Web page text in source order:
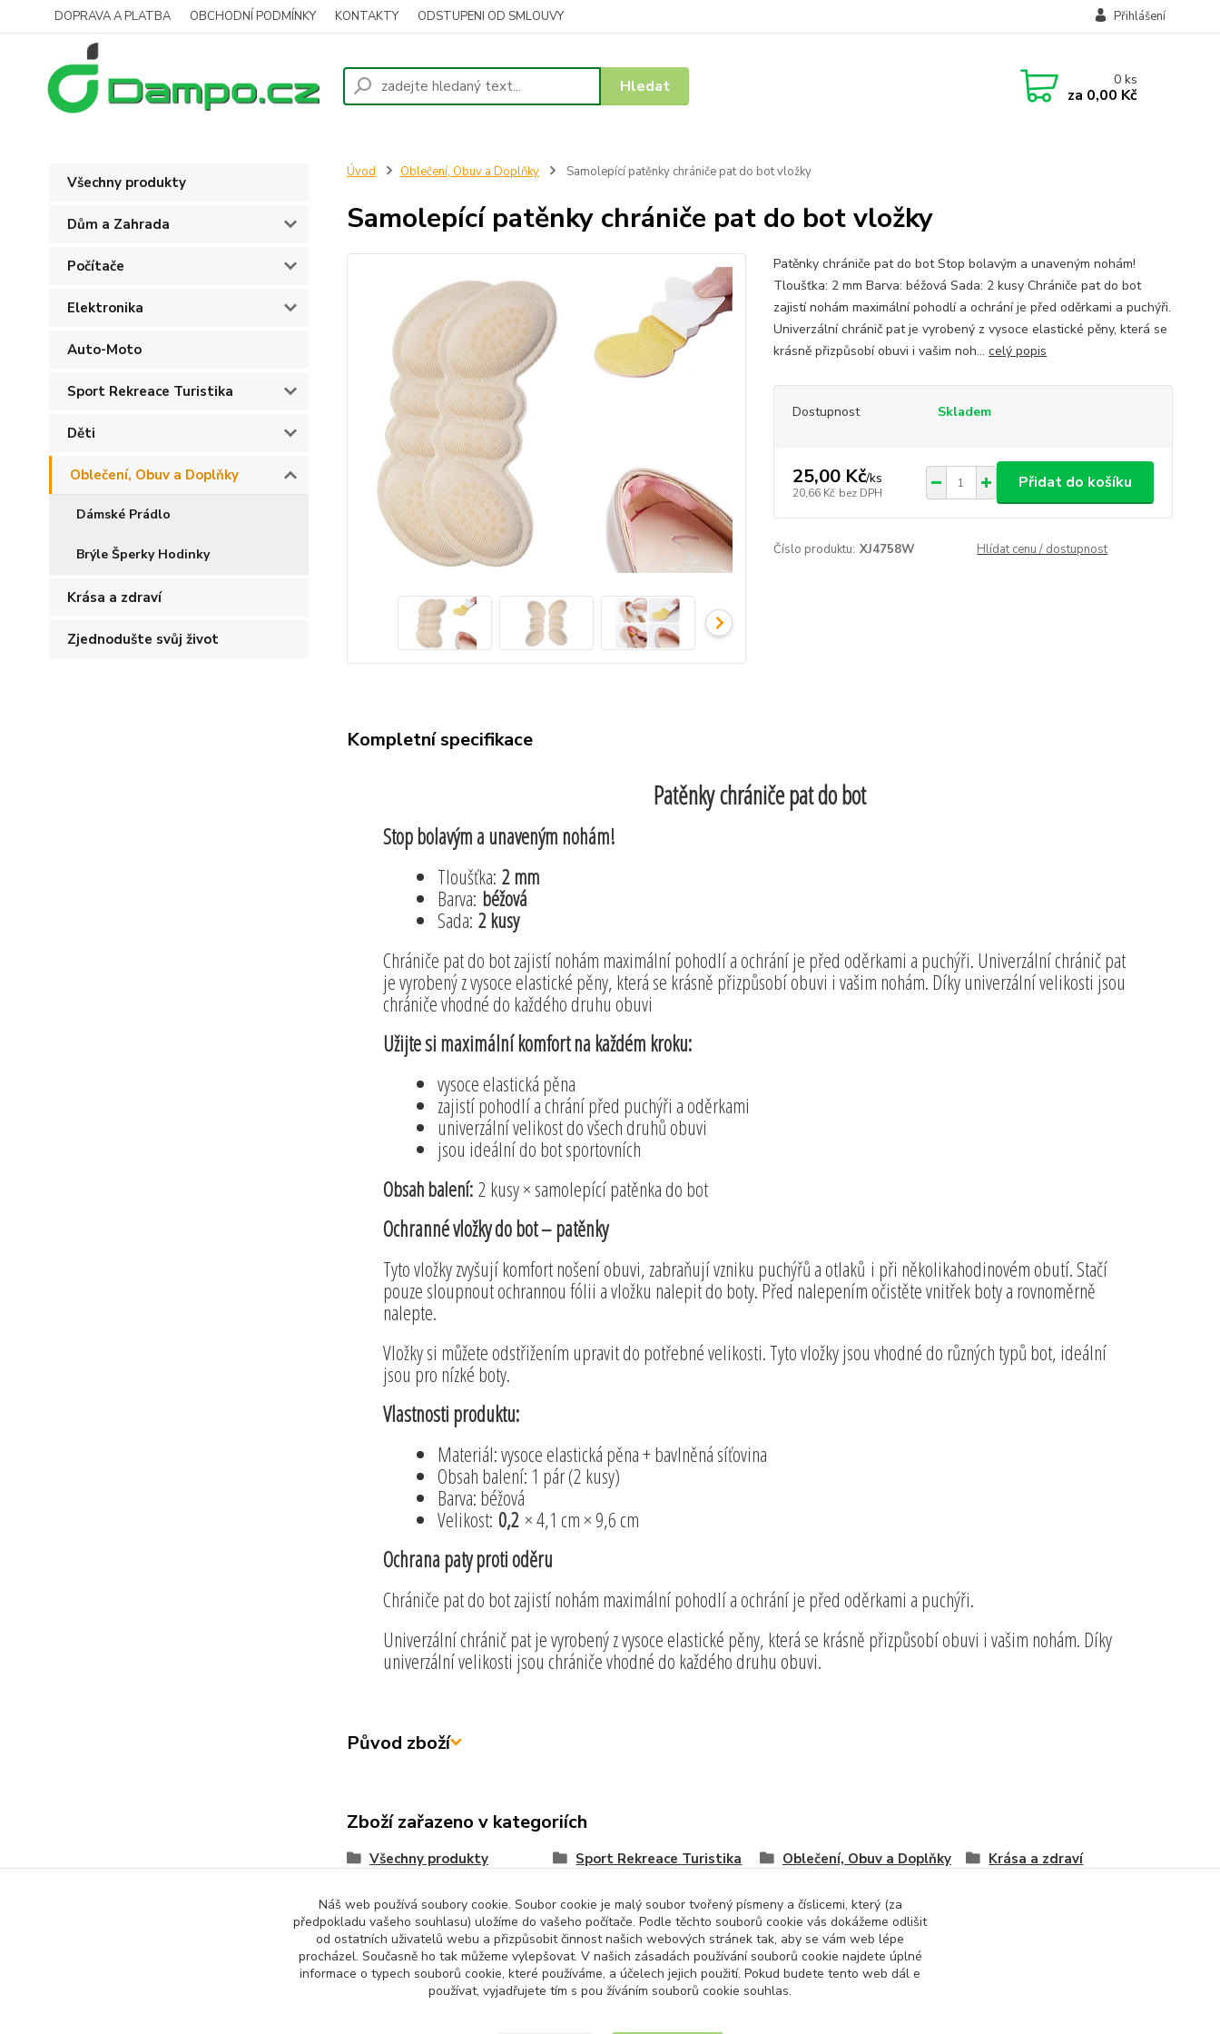
DOPRAVA A PLATBA OBCHODNÍ PODMÍNKY KONTAKTY ODSTUPENI OD SMLOUVY Přihlášení
Hledat 0ks
za 0,00 Kč
Všechny produkty
Dům a Zahrada
Počítače
Elektronika
Auto-Moto
Sport Rekreace Turistika
Děti
Oblečení, Obuv a Doplňky
Dámské Prádlo
Brýle Šperky Hodinky
Krása a zdraví
Zjednodušte svůj život
Úvod Oblečení, Obuv a Doplňky Samolepící patěnky chrániče pat do bot vložky
Samolepící patěnky chrániče pat do bot vložky
Patěnky chrániče pat do bot Stop bolavým a unaveným nohám!
Tloušťka: 2 mm Barva: béžová Sada: 2 kusy Chrániče pat do bot
zajistí nohám maximální pohodlí a ochrání je před oděrkami a puchýři.
Univerzální chránič pat je vyrobený z vysoce elastické pěny, která se
krásně přizpůsobí obuvi i vašim noh... celý popis
Dostupnost Skladem
25,00 Kč/ks
20,66 Kč bez DPH
Přidat do košíku
Číslo produktu: XJ4758W Hlídat cenu / dostupnost
Kompletní specifikace
Patěnky chrániče pat do bot
Stop bolavým a unaveným nohám!
Tloušťka: 2 mm
Barva: béžová
Sada: 2 kusy
Chrániče pat do bot zajistí nohám maximální pohodlí a ochrání je před oděrkami a puchýři. Univerzální chránič pat
je vyrobený z vysoce elastické pěny, která se krásně přizpůsobí obuvi i vašim nohám. Díky univerzální velikosti jsou
chrániče vhodné do každého druhu obuvi
Užijte si maximální komfort na každém kroku:
vysoce elastická pěna
zajistí pohodlí a chrání před puchýři a oděrkami
univerzální velikost do všech druhů obuvi
jsou ideální do bot sportovních
Obsah balení:2 kusy × samolepící patěnka do bot
Ochranné vložky do bot – patěnky
Tyto vložky zvyšují komfort nošení obuvi, zabraňují vzniku puchýřů a otlaků i při několikahodinovém obutí. Stačí
pouze sloupnout ochrannou fólii a vložku nalepit do boty. Před nalepením očistěte vnitřek boty a rovnoměrně
nalepte.
Vložky si můžete odstřižením upravit do potřebné velikosti. Tyto vložky jsou vhodné do různých typů bot, ideální
jsou pro nízké boty.
Vlastnosti produktu:
Materiál: vysoce elastická pěna + bavlněná síťovina
Obsah balení: 1 pár (2 kusy)
Barva: béžová
Velikost: 0,2× 4,1 cm × 9,6 cm
Ochrana paty proti oděru
Chrániče pat do bot zajistí nohám maximální pohodlí a ochrání je před oděrkami a puchýři.
Univerzální chránič pat je vyrobený z vysoce elastické pěny, která se krásně přizpůsobí obuvi i vašim nohám. Díky
univerzální velikosti jsou chrániče vhodné do každého druhu obuvi.
Původ zboží
Zboží zařazeno v kategoriích
Všechny produkty Sport Rekreace Turistika Oblečení, Obuv a Doplňky Krása a zdraví
Upravit sběr cookies.
Náš web používá soubory cookie. Soubor cookie je malý soubor tvořený písmeny a číslicemi, který (za
předpokladu vašeho souhlasu) uložíme do vašeho počítače. Podle těchto souborů cookie vás dokážeme odlišit
od ostatních uživatelů webu a přizpůsobit činnost našich webových stránek tak, aby se vám web lépe
procházel. Současně ho tak můžeme vylepšovat. V našich zásadách používání souborů cookie najdete úplné
informace o typech souborů cookie, které používáme, a účelech jejich použití. Pokud budete tento web dál e
používat, vyjadřujete tím s pou žíváním souborů cookie souhlas.